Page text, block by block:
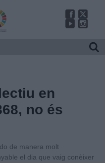
en
no és
de manera molt
el dia que vaig conèixer